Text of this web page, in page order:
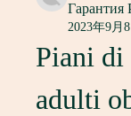
Гарантия
2023年9月8
Piani di
adulti